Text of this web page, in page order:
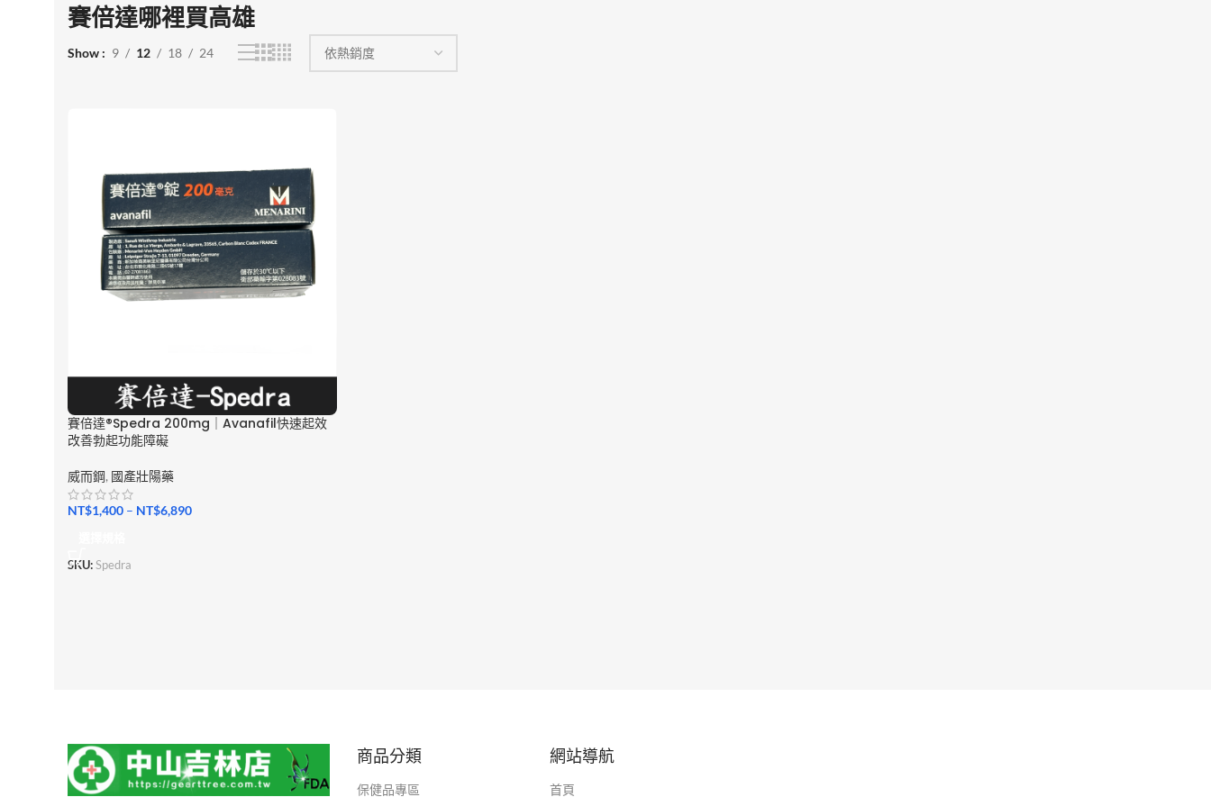
賽倍達哪裡買高雄
Show 9 12 18 24
賽倍達®Spedra 200mg｜Avanafil快速起效
改善勃起功能障礙
威而鋼, 國產壯陽藥
NT$1,400 – NT$6,890
SKU:Spedra
商品分類
保健品專區
網站導航
首頁